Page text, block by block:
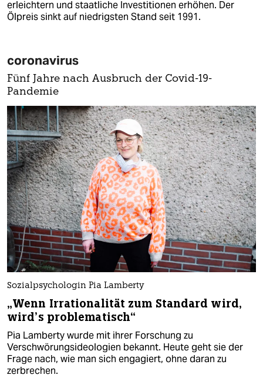
erleichtern und staatliche Investitionen erhöhen. Der
Ölpreis sinkt auf niedrigsten Stand seit 1991.
coronavirus
Fünf Jahre nach Ausbruch der Covid-19-
Pandemie
Sozialpsychologin Pia Lamberty
„Wenn Irrationalität zum Standard wird,
wird’s problematisch“
Pia Lamberty wurde mit ihrer Forschung zu
Verschwörungsideologien bekannt. Heute geht sie der
Frage nach, wie man sich engagiert, ohne daran zu
zerbrechen.